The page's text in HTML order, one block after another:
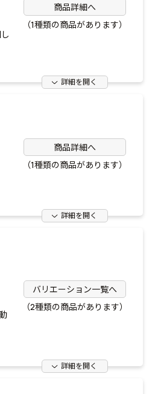
商品詳細へ
（1種類の商品があります）
詳細を開く
商品詳細へ
（1種類の商品があります）
詳細を開く
バリエーション一覧へ
（2種類の商品があります）
詳細を開く